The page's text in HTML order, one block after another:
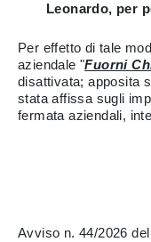
Leonardo, per
Per effetto di tale
aziendale "Fuorni
disattivata; apposita
stata affissa sugli
fermata aziendali,
Avviso n. 44/2026